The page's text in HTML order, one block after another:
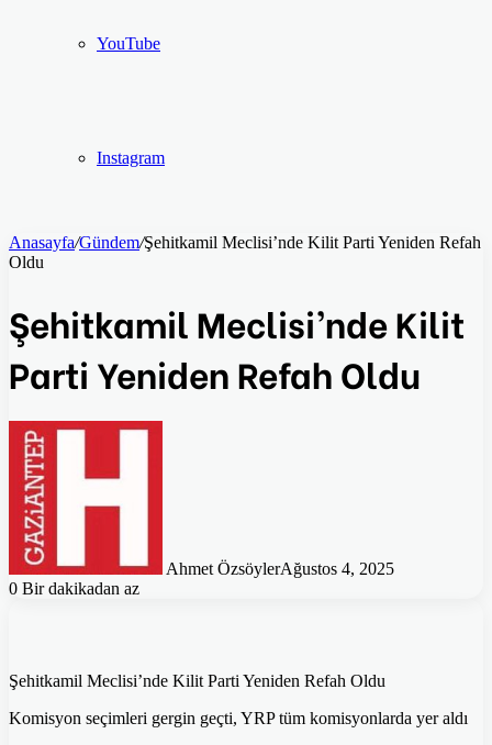
YouTube
Instagram
Anasayfa/Gündem/Şehitkamil Meclisi’nde Kilit Parti Yeniden Refah
Oldu
Şehitkamil Meclisi’nde Kilit
Parti Yeniden Refah Oldu
Ahmet ÖzsöylerAğustos 4, 2025
0 Bir dakikadan az
Şehitkamil Meclisi’nde Kilit Parti Yeniden Refah Oldu
Komisyon seçimleri gergin geçti, YRP tüm komisyonlarda yer aldı